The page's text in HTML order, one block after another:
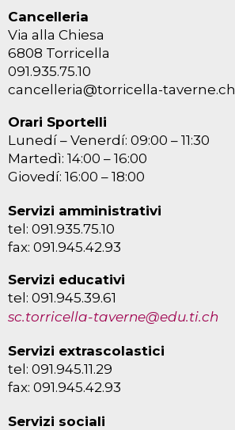
Cancelleria
Via alla Chiesa
6808 Torricella
091.935.75.10
cancelleria@torricella-taverne.ch
Orari Sportelli
Lunedí – Venerdí: 09:00 – 11:30
Martedì: 14:00 – 16:00
Giovedí: 16:00 – 18:00
Servizi amministrativi
tel: 091.935.75.10
fax: 091.945.42.93
Servizi educativi
tel: 091.945.39.61
sc.torricella-taverne@edu.ti.ch
Servizi extrascolastici
tel: 091.945.11.29
fax: 091.945.42.93
Servizi sociali